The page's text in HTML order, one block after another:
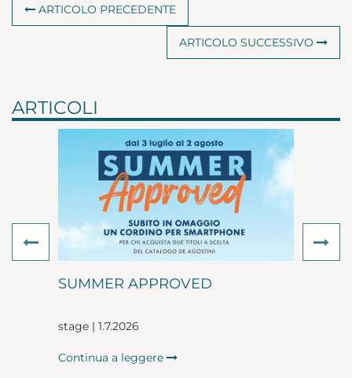
ARTICOLO PRECEDENTE
ARTICOLO SUCCESSIVO
ARTICOLI
SUMMER APPROVED
stage | 1.7.2026
Continua a leggere
Previous